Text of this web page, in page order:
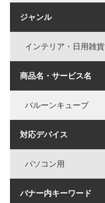
ジャンル
インテリア・日用雑貨
商品名・サービス名
バルーンキューブ
対応デバイス
パソコン用
バナー内キーワード